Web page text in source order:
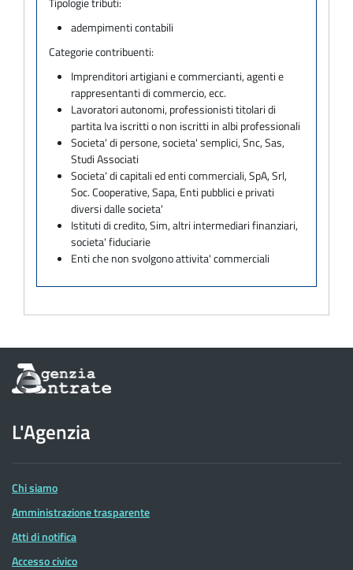
adempimenti contabili
Categorie contribuenti:
Imprenditori artigiani e commercianti, agenti e
rappresentanti di commercio, ecc.
Lavoratori autonomi, professionisti titolari di
partita Iva iscritti o non iscritti in albi professionali
Societa' di persone, societa' semplici, Snc, Sas,
Studi Associati
Societa' di capitali ed enti commerciali, SpA, Srl,
Soc. Cooperative, Sapa, Enti pubblici e privati
diversi dalle societa'
Istituti di credito, Sim, altri intermediari finanziari,
societa' fiduciarie
Enti che non svolgono attivita' commerciali
Informazioni
sul
dell'Agenzia
delle
Entrate
L'Agenzia
Chi siamo
Amministrazione trasparente
Atti di notifica
Accesso civico